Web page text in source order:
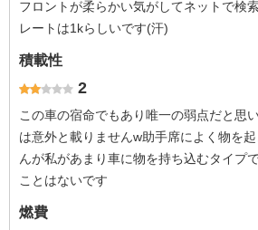
フロントが柔らかい気がしてネットで検
レートは1kらしいです(汗)
積載性
2
この車の宿命でもあり唯一の弱点だと思
は意外と載りませんw助手席によく物を
んが私があまり車に物を持ち込むタイプ
ことはないです
燃費